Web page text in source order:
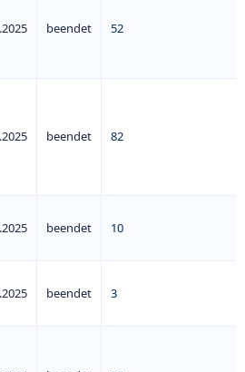
beendet 52
beendet 82
beendet 10
beendet 3